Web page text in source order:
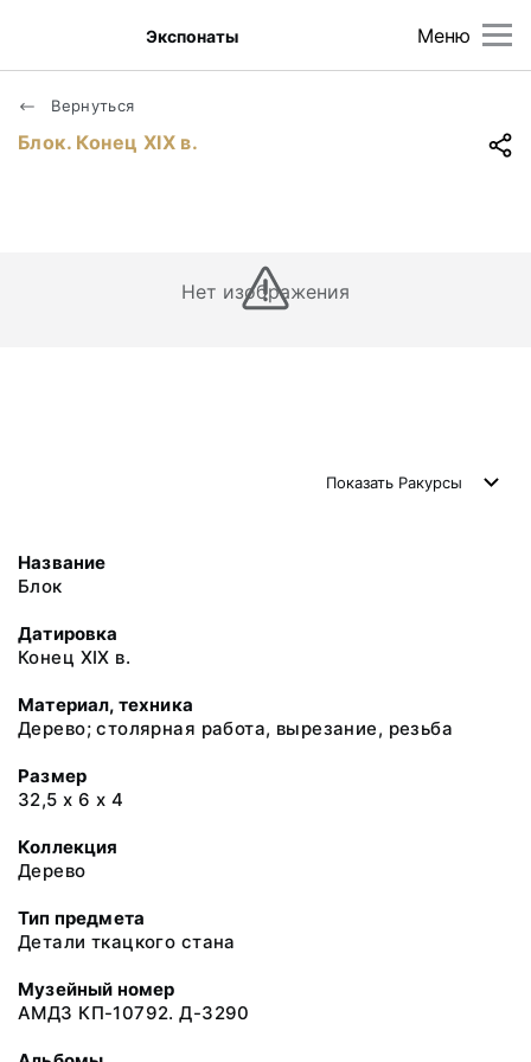
Меню
Экспонаты
Вернуться
Блок. Конец XIX в.
Нет изображения
Показать Ракурсы
Название
Блок
Датировка
Конец XIX в.
Материал, техника
Дерево; столярная работа, вырезание, резьба
Размер
32,5 х 6 х 4
Коллекция
Дерево
Тип предмета
Детали ткацкого стана
Музейный номер
АМДЗ КП-10792. Д-3290